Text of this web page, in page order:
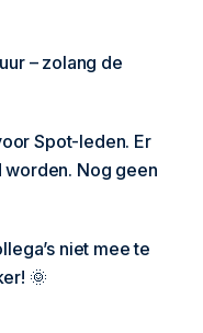
– zolang de
Spot-leden. Er
worden. Nog geen
niet mee te
🌞